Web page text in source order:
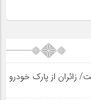
زائران از پارک خودرو